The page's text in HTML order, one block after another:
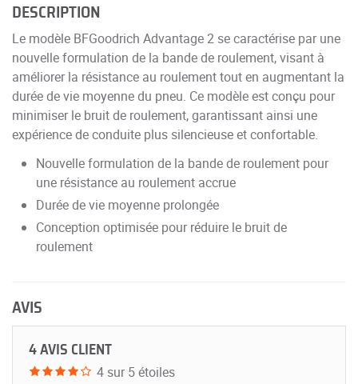
DESCRIPTION
Le modèle BFGoodrich Advantage 2 se caractérise par une
nouvelle formulation de la bande de roulement, visant à
améliorer la résistance au roulement tout en augmentant la
durée de vie moyenne du pneu. Ce modèle est conçu pour
minimiser le bruit de roulement, garantissant ainsi une
expérience de conduite plus silencieuse et confortable.
Nouvelle formulation de la bande de roulement pour
une résistance au roulement accrue
Durée de vie moyenne prolongée
Conception optimisée pour réduire le bruit de
roulement
AVIS
4 AVIS CLIENT
4 sur 5 étoiles